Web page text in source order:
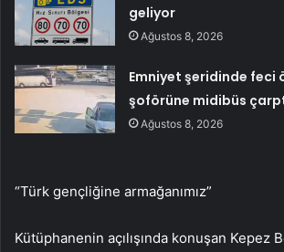
geliyor
Ağustos 8, 2026
Emniyet şeridinde feci
şoförüne midibüs
Ağustos 8, 2026
“Türk gençliğine armağanımız”
Kütüphanenin açılışında konuşan Kepez